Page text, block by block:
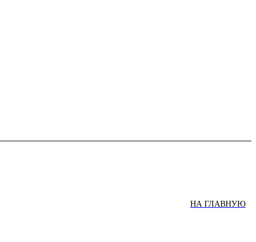
НА ГЛАВНУЮ